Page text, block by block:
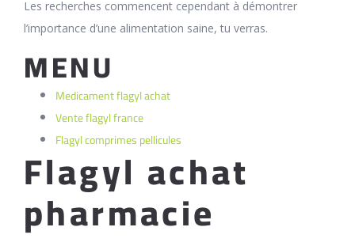
Les recherches commencent cependant à démontrer
l’importance d’une alimentation saine, tu verras.
MENU
Medicament flagyl achat
Vente flagyl france
Flagyl comprimes pellicules
Flagyl achat
pharmacie